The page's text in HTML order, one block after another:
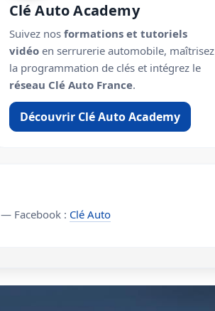
Clé Auto Academy
Suivez nos formations et tutoriels
vidéoen serrurerie automobile, maîtrisez
la programmation de clés et intégrez le
réseau Clé Auto France.
Découvrir Clé Auto Academy
— Facebook : Clé Auto